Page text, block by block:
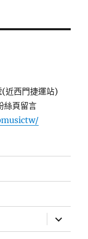
近西門捷運站)
絲頁留言
展
開
子